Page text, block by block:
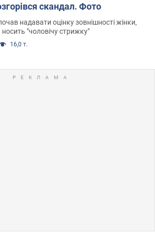
скандал. Фото
надавати оцінку зовнішності жінки,
"чоловічу стрижку"
16,0 т.